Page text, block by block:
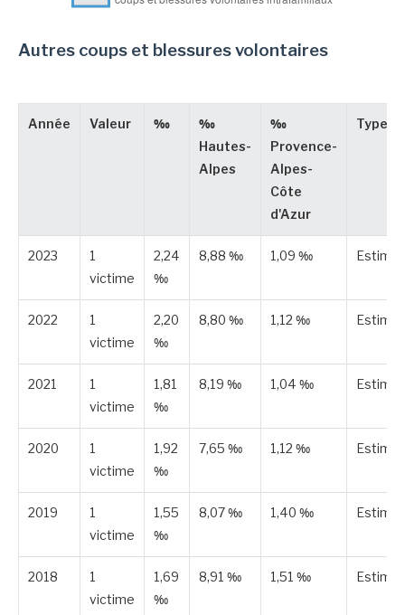
Autres coups et blessures volontaires
Année Valeur ‰
‰
Hautes-
Alpes
‰
Provence-
Alpes-
Côte
d'Azur
Type
2023
1
victime
2,24
‰
8,88 ‰ 1,09 ‰
2022
1
victime
2,20
‰
8,80 ‰ 1,12 ‰
2021
1
victime
1,81
‰
8,19 ‰ 1,04 ‰
2020
1
victime
1,92
‰
7,65 ‰ 1,12 ‰
2019
1
victime
1,55
‰
8,07 ‰ 1,40 ‰
2018
1
victime
1,69
‰
8,91 ‰ 1,51 ‰